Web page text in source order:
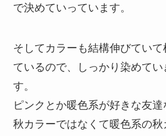
で決めていっています。
そしてカラーも結構伸びてい
ているので、しっかり染めてい
す。
ピンクとか暖色系が好きな友
秋カラーではなくて暖色系の